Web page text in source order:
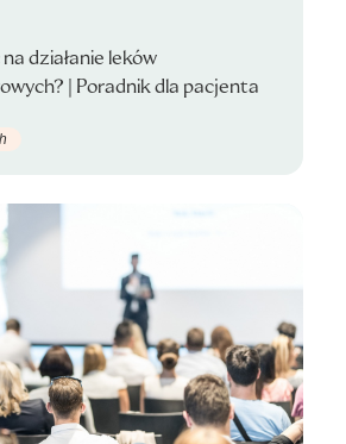
działanie leków
| Poradnik dla pacjenta